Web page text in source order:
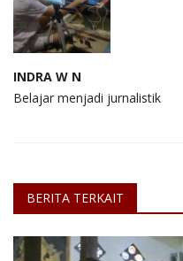
INDRA W N
Belajar menjadi jurnalistik
BERITA TERKAIT